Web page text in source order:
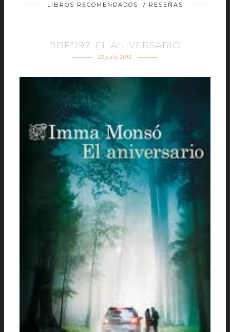
LIBROS RECOMENDADOS / RESEÑAS
BBF*197: EL ANIVERSARIO
22 julio, 2016